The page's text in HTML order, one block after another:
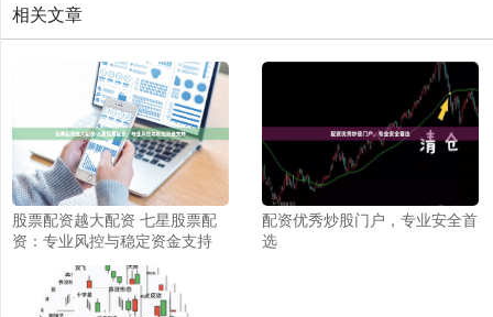
相关文章
股票配资越大配资 七星股票配
资：专业风控与稳定资金支持
配资优秀炒股门户，专业安全首
选